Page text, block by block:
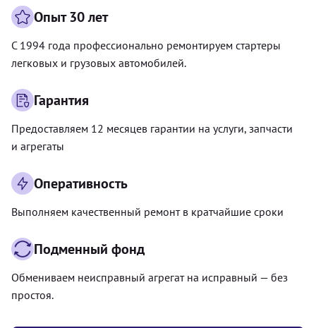
Опыт 30 лет
С 1994 года профессионально ремонтируем стартеры
легковых и грузовых автомобилей.
Гарантия
Предоставляем 12 месяцев гарантии на услуги, запчасти
и агрегаты
Оперативность
Выполняем качественный ремонт в кратчайшие сроки
Подменный фонд
Обмениваем неисправный агрегат на исправный — без
простоя.